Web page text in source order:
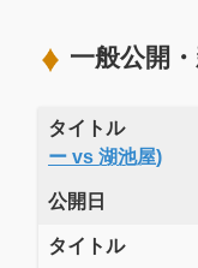
一般公開
タイトル
ー vs 湖池屋)
公開日
タイトル